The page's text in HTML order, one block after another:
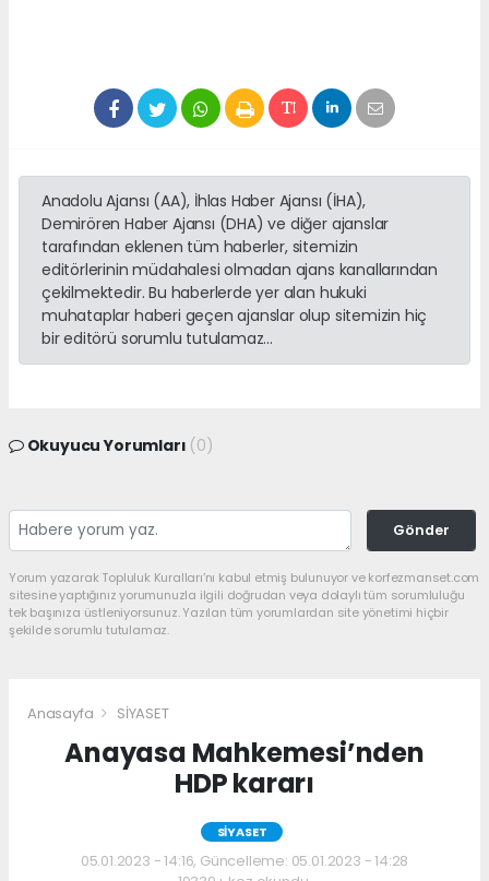
Anadolu Ajansı (AA), İhlas Haber Ajansı (İHA),
Demirören Haber Ajansı (DHA) ve diğer ajanslar
tarafından eklenen tüm haberler, sitemizin
editörlerinin müdahalesi olmadan ajans kanallarından
çekilmektedir. Bu haberlerde yer alan hukuki
muhataplar haberi geçen ajanslar olup sitemizin hiç
bir editörü sorumlu tutulamaz...
Okuyucu Yorumları (0)
Gönder
Yorum yazarak Topluluk Kuralları’nı kabul etmiş bulunuyor ve korfezmanset.com
sitesine yaptığınız yorumunuzla ilgili doğrudan veya dolaylı tüm sorumluluğu
tek başınıza üstleniyorsunuz. Yazılan tüm yorumlardan site yönetimi hiçbir
şekilde sorumlu tutulamaz.
Anasayfa SİYASET
Anayasa Mahkemesi’nden
HDP kararı
SİYASET
05.01.2023 - 14:16, Güncelleme: 05.01.2023 - 14:28